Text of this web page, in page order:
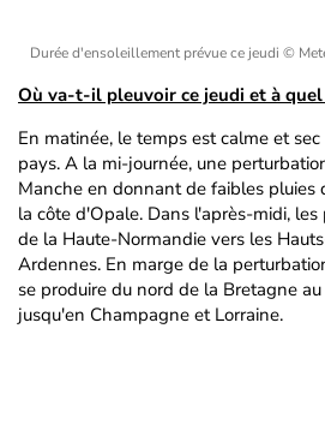
Durée d'ensoleillement prévue ce jeudi ©
Où va-t-il pleuvoir ce jeudi et à
En matinée, le temps est calme et
pays. A la mi-journée, une
Manche en donnant de faibles pluies
la côte d'Opale. Dans l'après-midi,
de la Haute-Normandie vers les
Ardennes. En marge de la
se produire du nord de la Bretagne
jusqu'en Champagne et Lorraine.